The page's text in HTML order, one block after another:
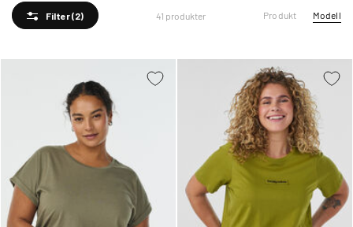
Filter(2) 41 produkter Produkt Modell